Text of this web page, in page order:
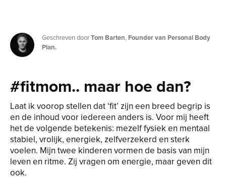
Geschreven doorTom Barten, Founder van Personal Body
Plan.
#fitmom.. maar hoe dan?
Laat ik voorop stellen dat ‘fit’ zijn een breed begrip is
en de inhoud voor iedereen anders is. Voor mij heeft
het de volgende betekenis: mezelf fysiek en mentaal
stabiel, vrolijk, energiek, zelfverzekerd en sterk
voelen. Mijn twee kinderen vormen de basis van mijn
leven en ritme. Zij vragen om energie, maar geven dit
ook.